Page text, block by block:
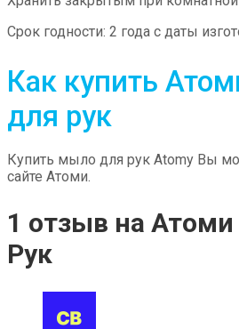
Срок годности: 2 года с даты
Как купить
для рук
Купить мыло для рук Atomy Вы
сайте Атоми.
1 отзыв на
Рук